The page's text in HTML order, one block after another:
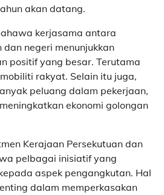
akan datang.
kerjasama antara
dan negeri menunjukkan
positif yang besar. Terutama
rakyat. Selain itu juga,
peluang dalam pekerjaan,
ekonomi golongan
Kerajaan Persekutuan dan
pelbagai inisiatif yang
aspek pengangkutan. Hal
dalam memperkasakan